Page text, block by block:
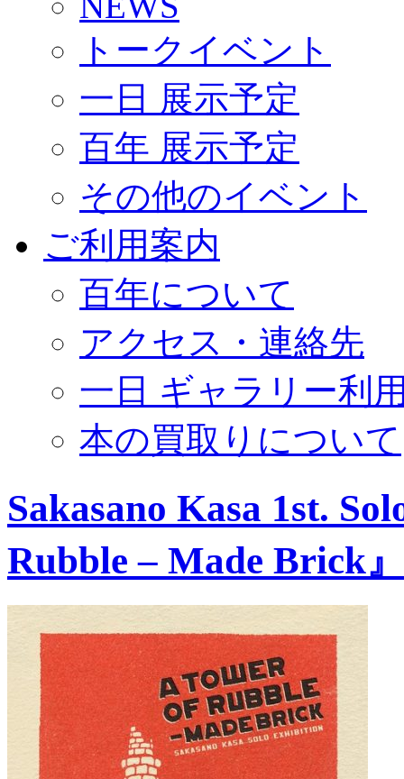
トークイベント
一日 展示予定
百年 展示予定
その他のイベント
ご利用案内
百年について
アクセス・連絡先
一日 ギャラリー利
本の買取りについて
Sakasano Kasa 1st.
Rubble – Made Brick』